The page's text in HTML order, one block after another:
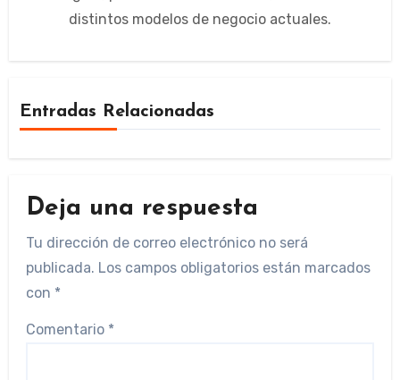
distintos modelos de negocio actuales.
Entradas Relacionadas
Deja una respuesta
Tu dirección de correo electrónico no será
publicada. Los campos obligatorios están marcados
con *
Comentario *